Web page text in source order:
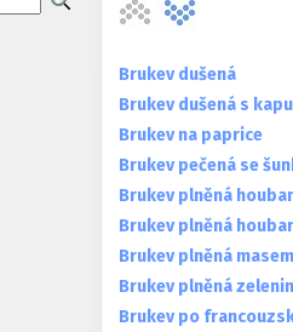
Brukev dušená
Brukev dušená s
Brukev na paprice
Brukev pečená se
Brukev plněná
Brukev plněná
Brukev plněná masem
Brukev plněná
Brukev po